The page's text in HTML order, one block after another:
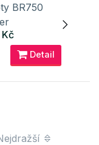
BR750
Kč
Detail